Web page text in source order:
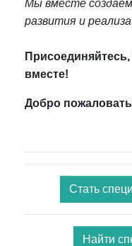
Мы вместе
развития и
вместе!
Добро
Стать
Найти